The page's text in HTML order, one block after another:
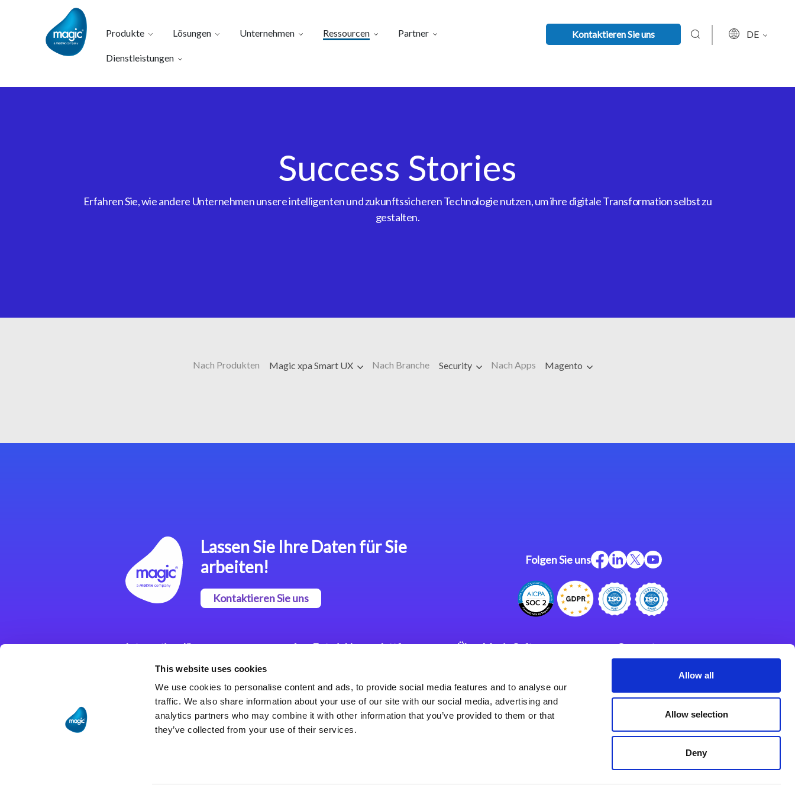
This website uses cookies
We use cookies to personalise content and ads, to provide social media features and to analyse our
traffic. We also share information about your use of our site with our social media, advertising and
analytics partners who may combine it with other information that you’ve provided to them or that
they’ve collected from your use of their services.
Allow all
Allow selection
Deny
Produkte Lösungen Unternehmen Ressourcen Partner
Dienstleistungen
Kontaktieren Sie uns DE
Success Stories
Erfahren Sie, wie andere Unternehmen unsere intelligenten und zukunftssicheren Technologie nutzen, um ihre digitale Transformation selbst zu
gestalten.
Nach Produkten Magic xpa Smart UX Nach Branche Security Nach Apps Magento
Lassen Sie Ihre Daten für Sie
arbeiten!
Kontaktieren Sie uns
Folgen Sie uns
Integrationslösungen
Magic xpi
Integrationsplattform
App Entwicklungsplattform
Plattform
Magic xpa Web Application
Framework
Über Magic Software
Karriere
Datenschutzerklärung
Weltweite Niederlassungen
Support
Impressum